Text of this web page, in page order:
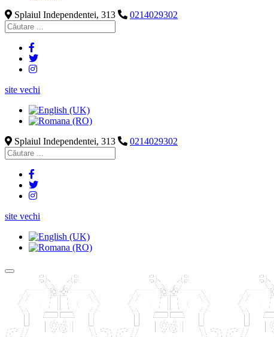
Splaiul Independentei, 313
0214029302
site vechi
Splaiul Independentei, 313 0214029302
site vechi